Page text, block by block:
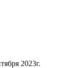
2023г.